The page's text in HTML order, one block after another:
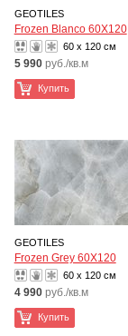
GEOTILES
Frozen Blanco 60X120
60 x 120 см
5 990 руб./кв.м
Купить
GEOTILES
Frozen Grey 60X120
60 x 120 см
4 990 руб./кв.м
Купить